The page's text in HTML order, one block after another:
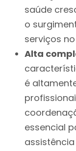
saúde
o
serviços
Alta
é
essencial